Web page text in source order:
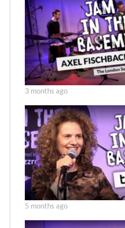
3 months ago
5 months ago